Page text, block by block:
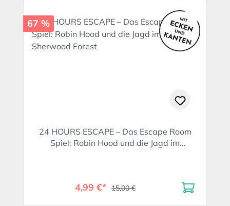
67 %
24 HOURS ESCAPE – Das Escape Room
Spiel: Robin Hood und die Jagd im
4,99 €* 15,00 €